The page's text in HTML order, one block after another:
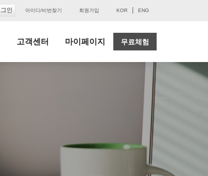
아이디/비번찾기 회원가입 KOR ENG
고객센터 마이페이지 무료체험